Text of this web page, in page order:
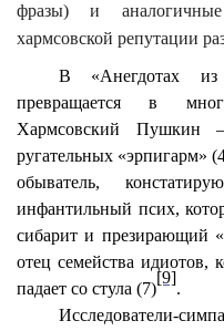
фразы) и
хармсовской репутации
В «Анегдотах
превращается в
Хармсовский Пушкин
ругательных «эрпигарм»
обыватель,
инфантильный псих,
сибарит и презирающий
отец семейства идиотов,
падает со стула (7)
[9]
.
Исследователи-